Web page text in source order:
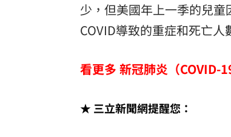
少，但美國年上一季的兒
COVID導致的重症和死亡
看更多 新冠肺炎（COVID-
★ 三立新聞網提醒您：